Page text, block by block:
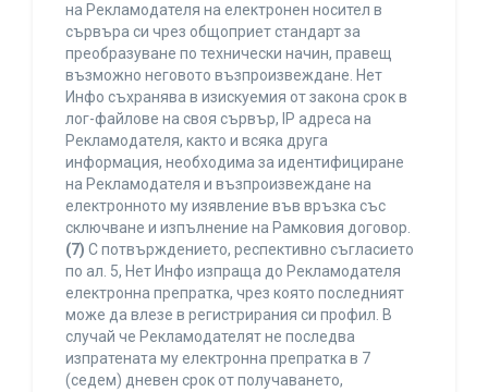
на Рекламодателя на електронен носител в
сървъра си чрез общоприет стандарт за
преобразуване по технически начин, правещ
възможно неговото възпроизвеждане. Нет
Инфо съхранява в изискуемия от закона срок в
лог-файлове на своя сървър, IP адреса на
Рекламодателя, както и всяка друга
информация, необходима за идентифициране
на Рекламодателя и възпроизвеждане на
електронното му изявление във връзка със
сключване и изпълнение на Рамковия договор.
(7) С потвърждението, респективно съгласието
по ал. 5, Нет Инфо изпраща до Рекламодателя
електронна препратка, чрез която последният
може да влезе в регистрирания си профил. В
случай че Рекламодателят не последва
изпратената му електронна препратка в 7
(седем) дневен срок от получаването,